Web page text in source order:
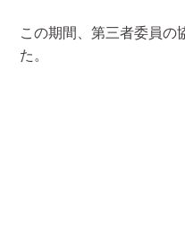
この期間、第三者委員の
た。